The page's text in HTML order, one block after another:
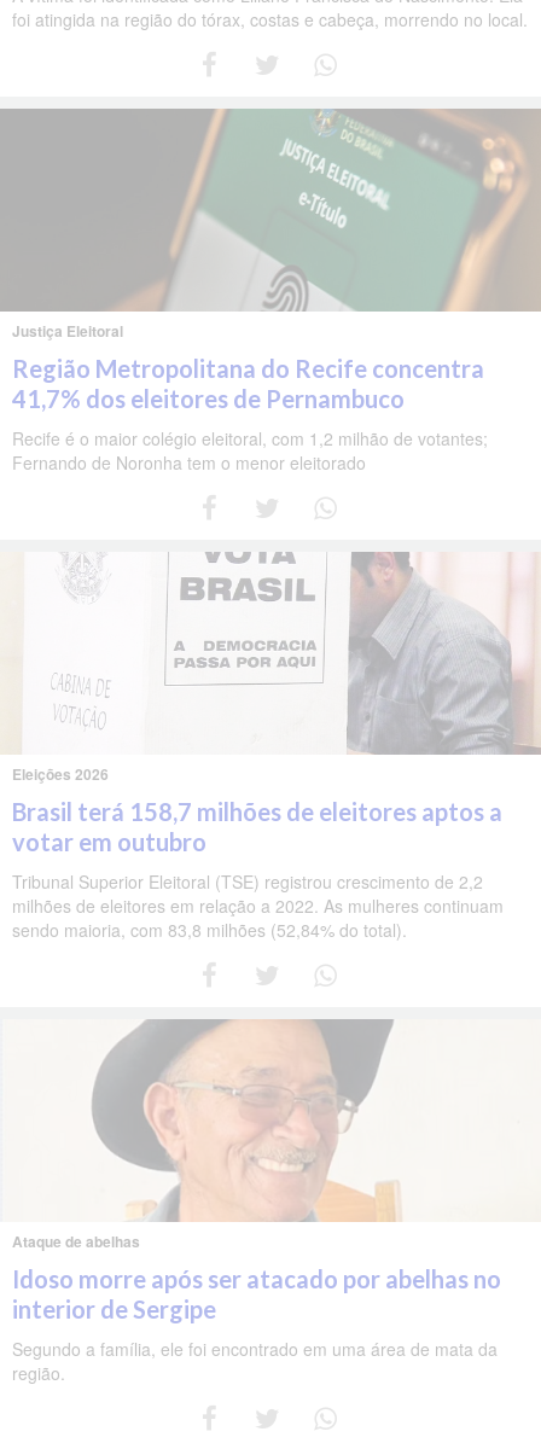
foi atingida na região do tórax, costas e cabeça, morrendo no local.
Justiça Eleitoral
Região Metropolitana do Recife concentra
41,7% dos eleitores de Pernambuco
Recife é o maior colégio eleitoral, com 1,2 milhão de votantes;
Fernando de Noronha tem o menor eleitorado
Eleições 2026
Brasil terá 158,7 milhões de eleitores aptos a
votar em outubro
Tribunal Superior Eleitoral (TSE) registrou crescimento de 2,2
milhões de eleitores em relação a 2022. As mulheres continuam
sendo maioria, com 83,8 milhões (52,84% do total).
Ataque de abelhas
Idoso morre após ser atacado por abelhas no
interior de Sergipe
Segundo a família, ele foi encontrado em uma área de mata da
região.